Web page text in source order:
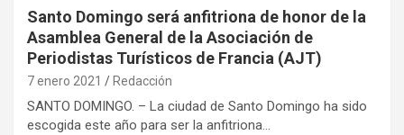
Santo Domingo será anfitriona de honor de la
Asamblea General de la Asociación de
Periodistas Turísticos de Francia (AJT)
7 enero 2021 Redacción
SANTO DOMINGO. – La ciudad de Santo Domingo ha sido
escogida este año para ser la anfitriona…